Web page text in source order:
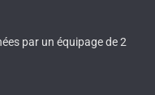
par un équipage de 2